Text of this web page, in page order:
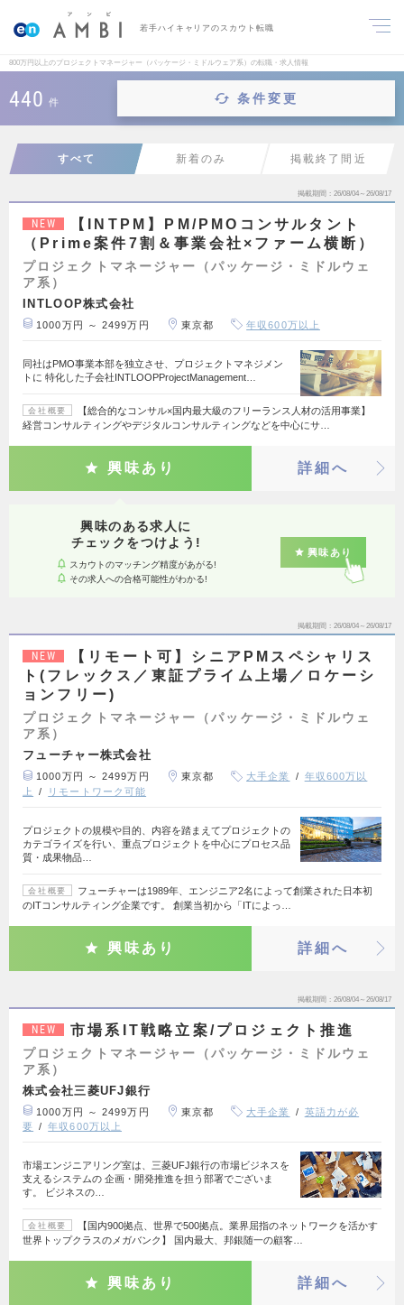
若手ハイキャリアのスカウト転職
800万円以上のプロジェクトマネージャー（パッケージ・ミドルウェア系）の転職・求人情報
440 件 条件変更
すべて 新着のみ 掲載終了間近
掲載期間 26/08/04～26/08/17
NEW
【INTPM】PM/PMOコンサルタント
（Prime案件7割＆事業会社×ファーム横断）
プロジェクトマネージャー（パッケージ・ミドルウェ
ア系）
INTLOOP株式会社
1000万円 ～ 2499万円 東京都 年収600万以上
同社はPMO事業本部を独立させ、プロジェクトマネジメン
トに 特化した子会社INTLOOPProjectManagement…
会社概要
【総合的なコンサル×国内最大級のフリーランス人材の活用事業】
経営コンサルティングやデジタルコンサルティングなどを中心にサ…
興味あり 詳細へ
興味のある求人に
チェックをつけよう!
スカウトのマッチング精度があがる!
その求人への合格可能性がわかる!
興味あり
掲載期間 26/08/04～26/08/17
NEW
【リモート可】シニアPMスペシャリス
ト(フレックス／東証プライム上場／ロケーシ
ョンフリー)
プロジェクトマネージャー（パッケージ・ミドルウェ
ア系）
フューチャー株式会社
1000万円 ～ 2499万円 東京都 大手企業
年収600万以
上
リモートワーク可能
プロジェクトの規模や目的、内容を踏まえてプロジェクトの
カテゴライズを行い、重点プロジェクトを中心にプロセス品
質・成果物品…
会社概要
フューチャーは1989年、エンジニア2名によって創業された日本初
のITコンサルティング企業です。 創業当初から「ITによっ…
興味あり 詳細へ
掲載期間 26/08/04～26/08/17
NEW 市場系IT戦略立案/プロジェクト推進
プロジェクトマネージャー（パッケージ・ミドルウェ
ア系）
株式会社三菱UFJ銀行
1000万円 ～ 2499万円 東京都 大手企業
英語力が必
要
年収600万以上
市場エンジニアリング室は、三菱UFJ銀行の市場ビジネスを
支えるシステムの 企画・開発推進を担う部署でございま
す。 ビジネスの…
会社概要
【国内900拠点、世界で500拠点。業界屈指のネットワークを活かす
世界トップクラスのメガバンク】 国内最大、邦銀随一の顧客…
興味あり 詳細へ